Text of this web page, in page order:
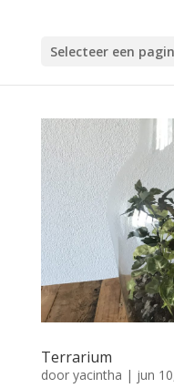
Selecteer een
Terrarium
door yacintha | jun